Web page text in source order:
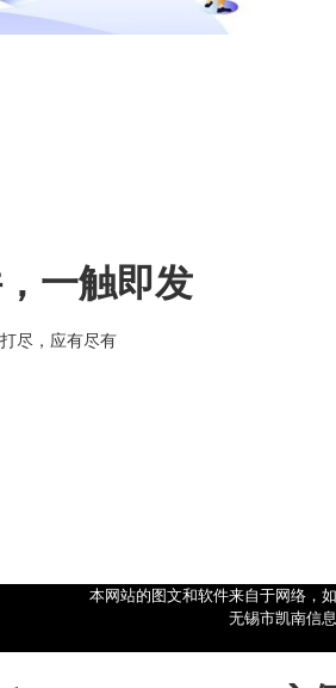
一触即发
尽，应有尽有
本网站的图文和软件来自于网络，
无锡市凯南信